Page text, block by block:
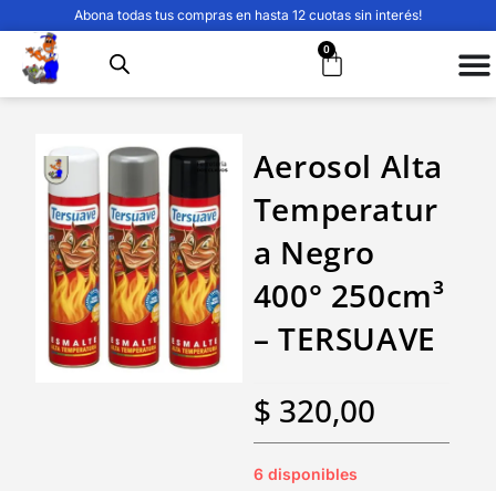
Abona todas tus compras en hasta 12 cuotas sin interés!
0
Aerosol Alta
Temperatur
a Negro
400° 250cm³
– TERSUAVE
$ 320,00
6 disponibles